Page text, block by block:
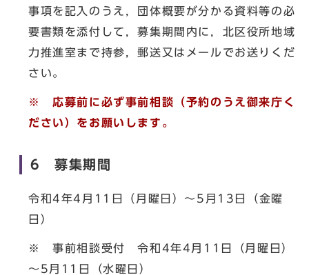
事項を記入のうえ，団体概要が分かる資料等の必
要書類を添付して，募集期間内に，北区役所地域
力推進室まで持参，郵送又はメールでお送りくだ
さい。
※ 応募前に必ず事前相談（予約のうえ御来庁く
ださい）をお願いします。
6 募集期間
令和4年4月11日（月曜日）～5月13日（金曜
日）
※ 事前相談受付 令和4年4月11日（月曜日）
～5月11日（水曜日）